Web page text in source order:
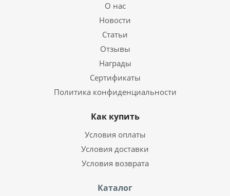
О нас
Новости
Статьи
Отзывы
Награды
Сертификаты
Политика конфиденциальности
Как купить
Условия оплаты
Условия доставки
Условия возврата
Каталог